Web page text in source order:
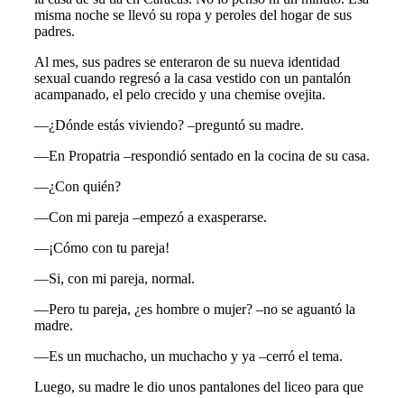
misma noche se llevó su ropa y peroles del hogar de sus
padres.
Al mes, sus padres se enteraron de su nueva identidad
sexual cuando regresó a la casa vestido con un pantalón
acampanado, el pelo crecido y una chemise ovejita.
—¿Dónde estás viviendo? –preguntó su madre.
—En Propatria –respondió sentado en la cocina de su casa.
—¿Con quién?
—Con mi pareja –empezó a exasperarse.
—¡Cómo con tu pareja!
—Si, con mi pareja, normal.
—Pero tu pareja, ¿es hombre o mujer? –no se aguantó la
madre.
—Es un muchacho, un muchacho y ya –cerró el tema.
Luego, su madre le dio unos pantalones del liceo para que